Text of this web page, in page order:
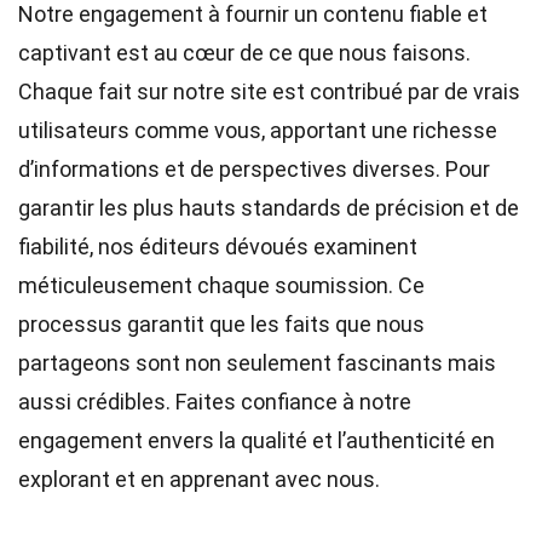
Notre engagement à fournir un contenu fiable et
captivant est au cœur de ce que nous faisons.
Chaque fait sur notre site est contribué par de vrais
utilisateurs comme vous, apportant une richesse
d’informations et de perspectives diverses. Pour
garantir les plus hauts standards de précision et de
fiabilité, nos éditeurs dévoués examinent
méticuleusement chaque soumission. Ce
processus garantit que les faits que nous
partageons sont non seulement fascinants mais
aussi crédibles. Faites confiance à notre
engagement envers la qualité et l’authenticité en
explorant et en apprenant avec nous.